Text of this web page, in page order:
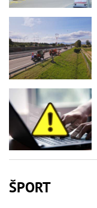
ŠPORT